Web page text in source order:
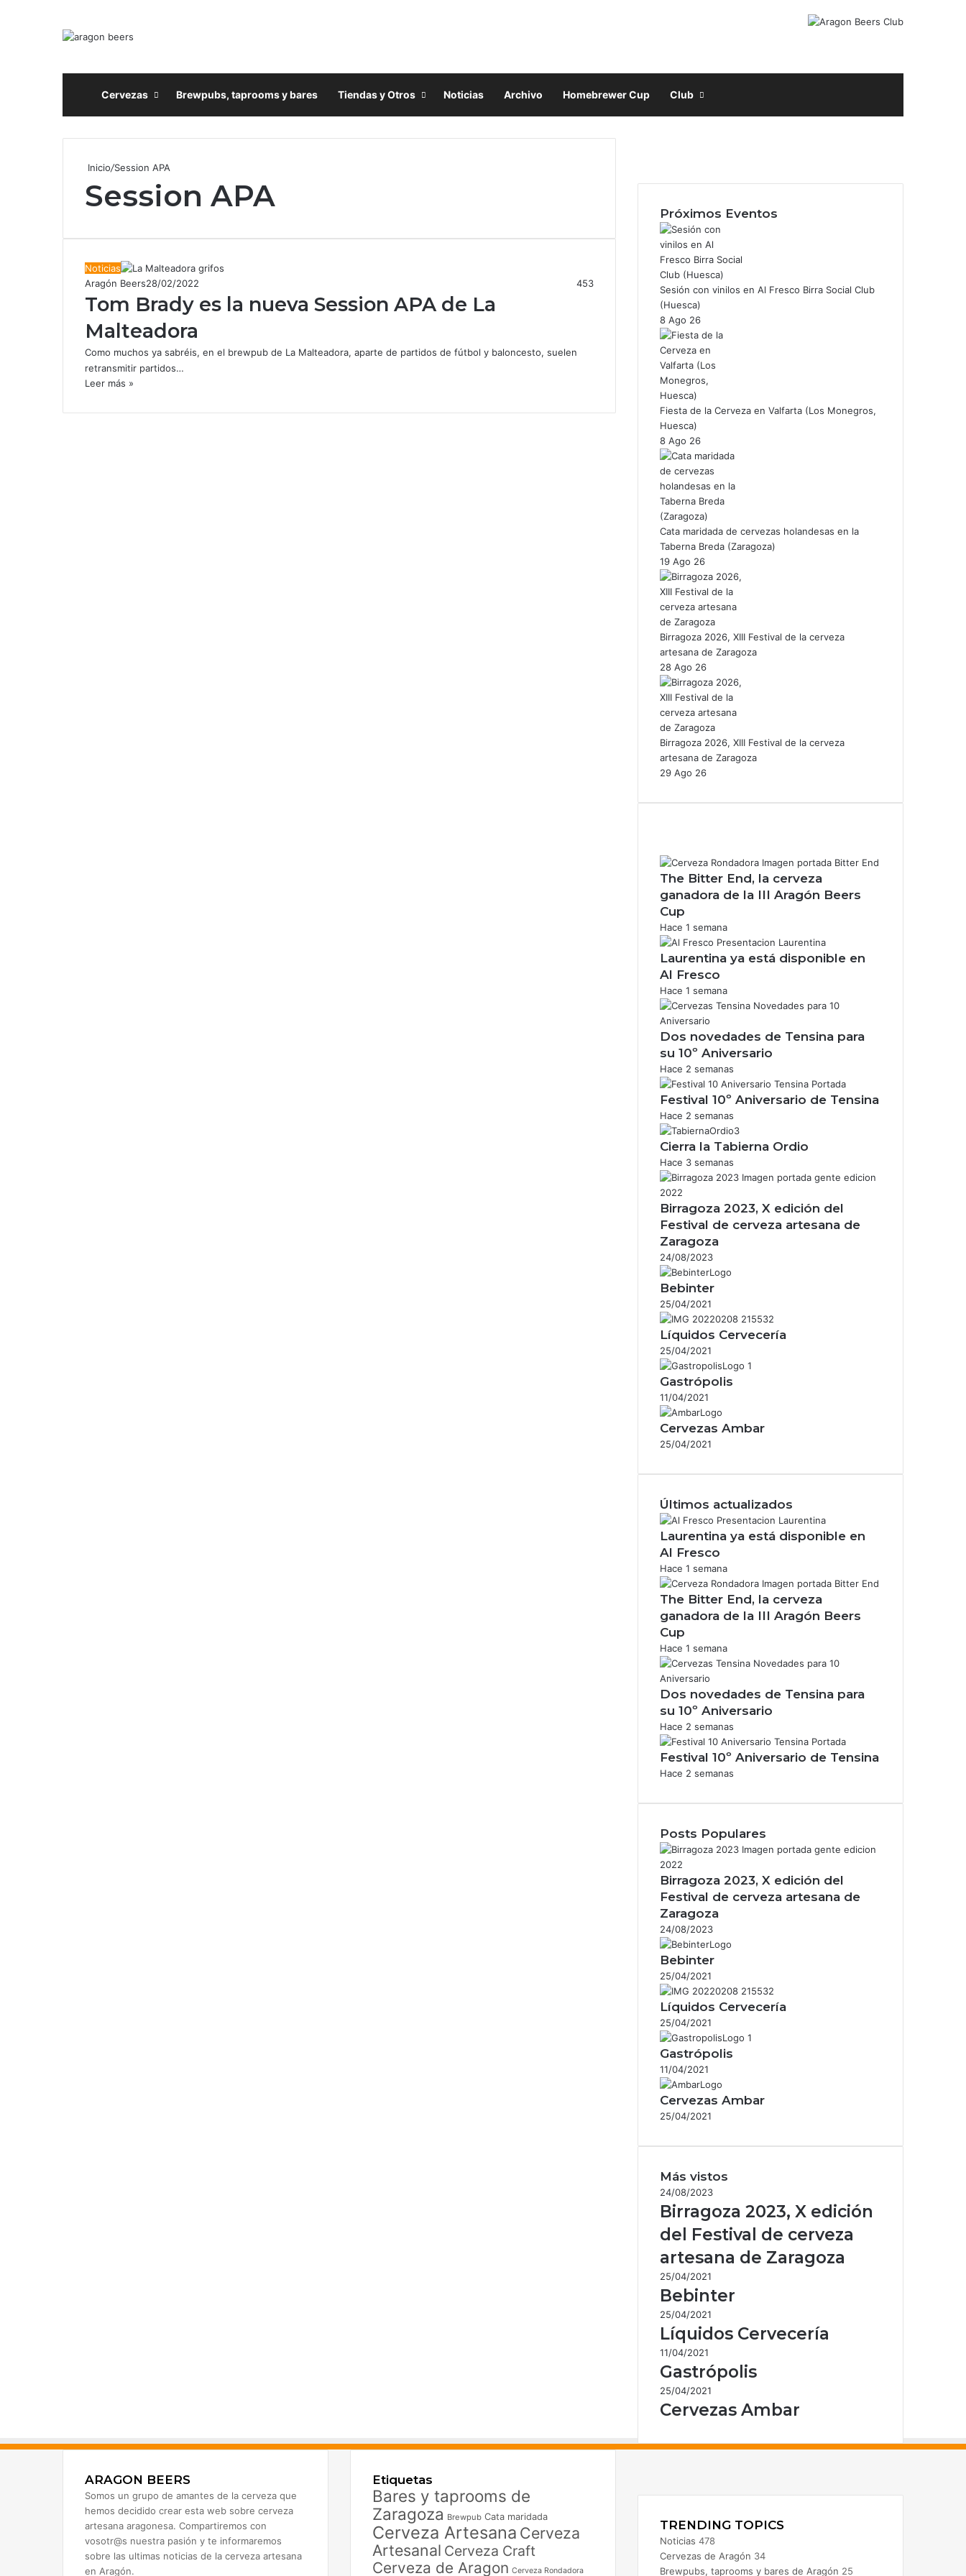
InicioCervezas Brewpubs, taprooms y bares Tiendas y Otros Noticias Archivo Homebrewer Cup Club
Inicio/Session APA
Session APA
Noticias
Aragón Beers28/02/2022 453
Tom Brady es la nueva Session APA de La
Malteadora
Como muchos ya sabréis, en el brewpub de La Malteadora, aparte de partidos de fútbol y baloncesto, suelen
retransmitir partidos…
Leer más »
Próximos Eventos
Sesión con vinilos en Al Fresco Birra Social Club
(Huesca)
8 Ago 26
Fiesta de la Cerveza en Valfarta (Los Monegros,
Huesca)
8 Ago 26
Cata maridada de cervezas holandesas en la
Taberna Breda (Zaragoza)
19 Ago 26
Birragoza 2026, XIII Festival de la cerveza
artesana de Zaragoza
28 Ago 26
Birragoza 2026, XIII Festival de la cerveza
artesana de Zaragoza
29 Ago 26
The Bitter End, la cerveza
ganadora de la III Aragón Beers
Cup
Hace 1 semana
Laurentina ya está disponible en
Al Fresco
Hace 1 semana
Dos novedades de Tensina para
su 10º Aniversario
Hace 2 semanas
Festival 10º Aniversario de Tensina
Hace 2 semanas
Cierra la Tabierna Ordio
Hace 3 semanas
Birragoza 2023, X edición del
Festival de cerveza artesana de
Zaragoza
24/08/2023
Bebinter
25/04/2021
Líquidos Cervecería
25/04/2021
Gastrópolis
11/04/2021
Cervezas Ambar
25/04/2021
Últimos actualizados
Laurentina ya está disponible en
Al Fresco
Hace 1 semana
The Bitter End, la cerveza
ganadora de la III Aragón Beers
Cup
Hace 1 semana
Dos novedades de Tensina para
su 10º Aniversario
Hace 2 semanas
Festival 10º Aniversario de Tensina
Hace 2 semanas
Posts Populares
Birragoza 2023, X edición del
Festival de cerveza artesana de
Zaragoza
24/08/2023
Bebinter
25/04/2021
Líquidos Cervecería
25/04/2021
Gastrópolis
11/04/2021
Cervezas Ambar
25/04/2021
Más vistos
24/08/2023
Birragoza 2023, X edición
del Festival de cerveza
artesana de Zaragoza
25/04/2021
Bebinter
25/04/2021
Líquidos Cervecería
11/04/2021
Gastrópolis
25/04/2021
Cervezas Ambar
ARAGON BEERS
Somos un grupo de amantes de la cerveza que
hemos decidido crear esta web sobre cerveza
artesana aragonesa. Compartiremos con
vosotr@s nuestra pasión y te informaremos
sobre las ultimas noticias de la cerveza artesana
en Aragón.
Etiquetas
Bares y taprooms de
Zaragoza Brewpub Cata maridada
Cerveza Artesana Cerveza
Artesanal Cerveza Craft
Cerveza de Aragon Cerveza Rondadora
TRENDING TOPICS
Noticias 478
Cervezas de Aragón 34
Brewpubs, taprooms y bares de Aragón 25